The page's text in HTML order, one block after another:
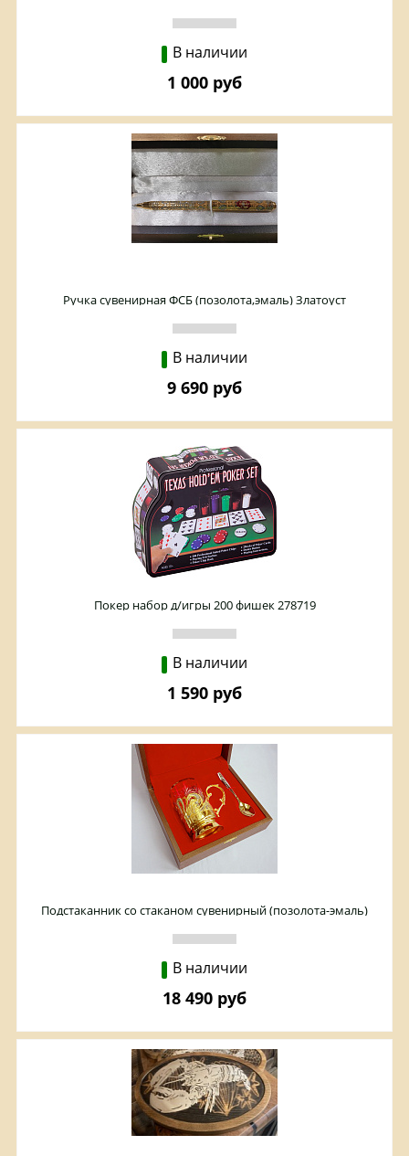
В наличии
1 000 руб
Ручка сувенирная ФСБ (позолота,эмаль) Златоуст
В наличии
9 690 руб
Покер набор д/игры 200 фишек 278719
В наличии
1 590 руб
Подстаканник со стаканом сувенирный (позолота-эмаль)
Златоуст
В наличии
18 490 руб